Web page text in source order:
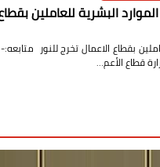
البشرية للعاملين
بقطاع الاعمال تخرج للنور
قطاع الأعم…